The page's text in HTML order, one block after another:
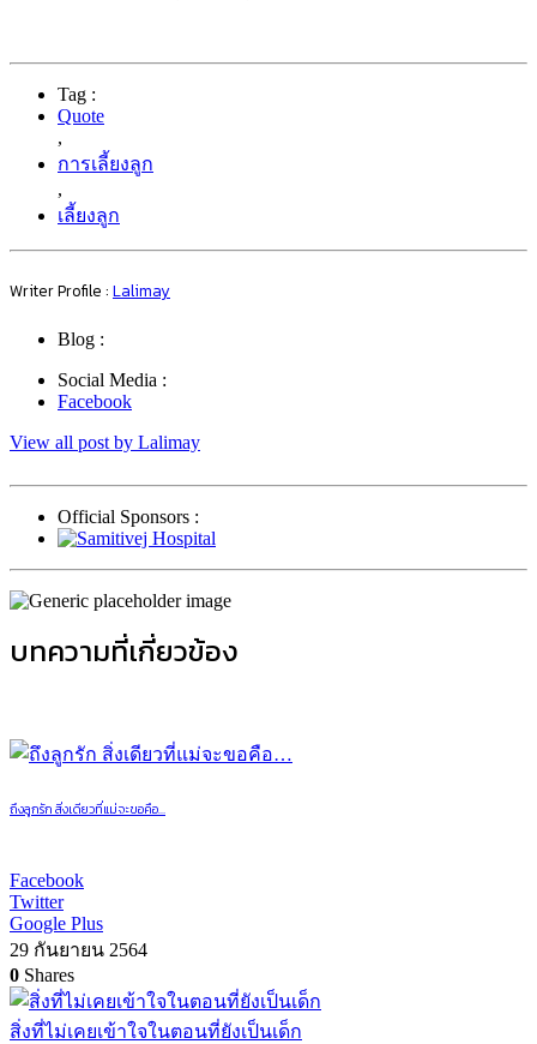
Tag :
Quote
,
การเลี้ยงลูก
,
เลี้ยงลูก
Writer Profile : Lalimay
Blog :
Social Media :
Facebook
View all post by Lalimay
Official Sponsors :
บทความที่เกี่ยวข้อง
ถึงลูกรัก สิ่งเดียวที่แม่จะขอคือ…
Facebook
Twitter
Google Plus
29 กันยายน 2564
0 Shares
สิ่งที่ไม่เคยเข้าใจในตอนที่ยังเป็นเด็ก